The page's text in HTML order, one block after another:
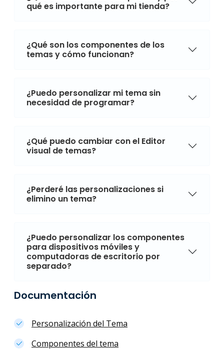
qué es importante para mi tienda?
¿Qué son los componentes de los
temas y cómo funcionan?
¿Puedo personalizar mi tema sin
necesidad de programar?
¿Qué puedo cambiar con el Editor
visual de temas?
¿Perderé las personalizaciones si
elimino un tema?
¿Puedo personalizar los componentes
para dispositivos móviles y
computadoras de escritorio por
separado?
Documentación
Personalización del Tema
Componentes del tema